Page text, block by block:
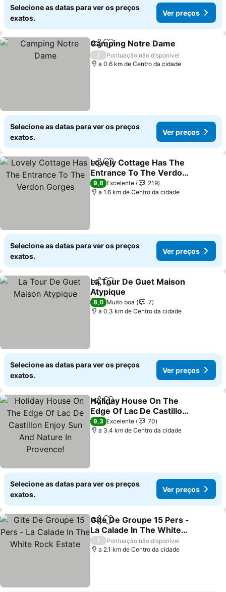
Selecione as datas para ver os preços
exatos.
Ver preços
PartilharAdicionar aos favoritos
Camping Notre Dame
/
Pontuação não disponível
a 0.6 km de Centro da cidade
Selecione as datas para ver os preços
exatos.
Ver preços
PartilharAdicionar aos favoritos
Lovely Cottage Has The
Entrance To The Verdon
Gorges
Ver preços
9,8 Excelente
219
a 1.6 km de Centro da cidade
Selecione as datas para ver os preços
exatos.
Ver preços
PartilharAdicionar aos favoritos
La Tour De Guet Maison
Atypique
Ver preços
8,0 Muito boa
7
a 0.3 km de Centro da cidade
Selecione as datas para ver os preços
exatos.
Ver preços
PartilharAdicionar aos favoritos
Holiday House On The
Edge Of Lac De Castillon
Enjoy Sun And Nature In
Provence!
Ver preços
9,3 Excelente
70
a 3.4 km de Centro da cidade
Selecione as datas para ver os preços
exatos.
Ver preços
PartilharAdicionar aos favoritos
Gite De Groupe 15 Pers -
La Calade In The White
Rock Estate
Ver preços
/
Pontuação não disponível
a 2.1 km de Centro da cidade